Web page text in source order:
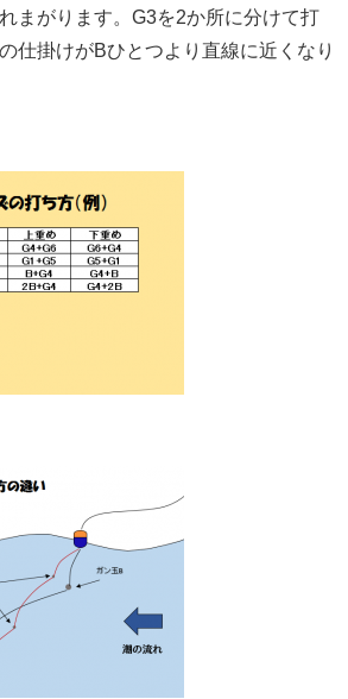
まがります。G3を2か所に分けて打
仕掛けがBひとつより直線に近くなり